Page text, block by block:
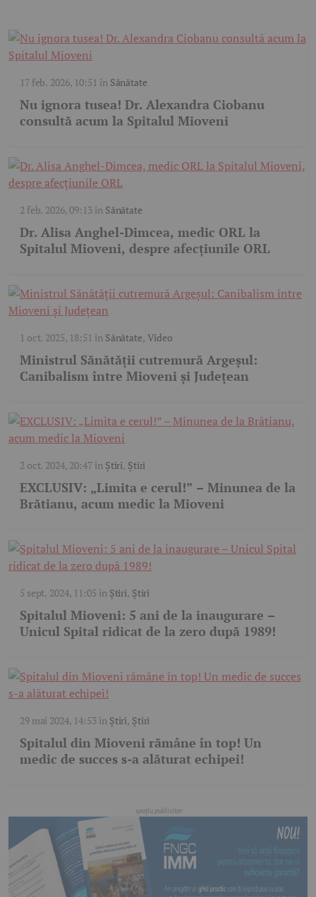
17 feb. 2026, 10:51 în Sănătate
Nu ignora tusea! Dr. Alexandra Ciobanu
consultă acum la Spitalul Mioveni
2 feb. 2026, 09:13în Sănătate
Dr. Alisa Anghel-Dimcea, medic ORL la
Spitalul Mioveni, despre afecțiunile ORL
1 oct. 2025, 18:51 în Sănătate, Video
Ministrul Sănătății cutremură Argeșul:
Canibalism între Mioveni și Județean
2 oct. 2024, 20:47în Știri, Știri
EXCLUSIV: „Limita e cerul!” – Minunea de la
Brătianu, acum medic la Mioveni
5 sept. 2024, 11:05 în Știri, Știri
Spitalul Mioveni: 5 ani de la inaugurare –
Unicul Spital ridicat de la zero după 1989!
29 mai 2024, 14:53în Știri, Știri
Spitalul din Mioveni rămâne în top! Un
medic de succes s-a alăturat echipei!